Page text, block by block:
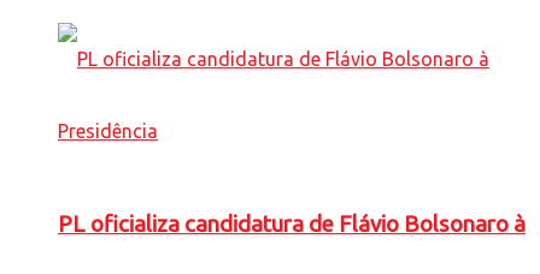
PL oficializa candidatura de Flávio Bolsonaro à